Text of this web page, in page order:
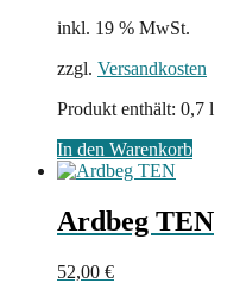
inkl. 19 % MwSt.
zzgl. Versandkosten
Produkt enthält: 0,7 l
In den Warenkorb
Ardbeg TEN
52,00 €